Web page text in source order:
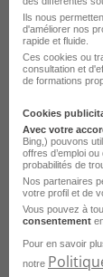
métier
Emploi
Emploi
Emploi
Emploi
Emploi
Emploi
Emploi
Ils nous
d'améliorer nos
rapide et fluide.
Ces cookies ou
consultation et
de formations
Cookies
Avec votre
Bing,) pouvons
offres d’emploi
probabilités de
Nos partenaires
votre profil et de
Vous pouvez à
consentement
Pour en savoir
notre